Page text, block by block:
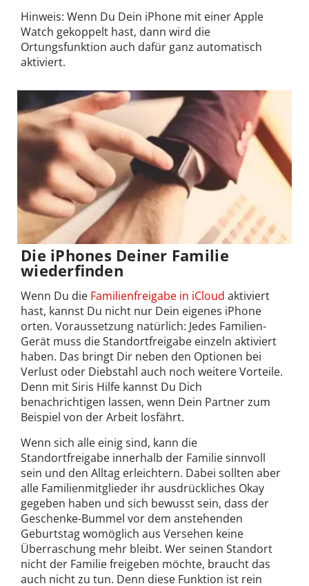
Hinweis: Wenn Du Dein iPhone mit einer Apple
Watch gekoppelt hast, dann wird die
Ortungsfunktion auch dafür ganz automatisch
aktiviert.
Die iPhones Deiner Familie
wiederfinden
Wenn Du die Familienfreigabe in iCloud aktiviert
hast, kannst Du nicht nur Dein eigenes iPhone
orten. Voraussetzung natürlich: Jedes Familien-
Gerät muss die Standortfreigabe einzeln aktiviert
haben. Das bringt Dir neben den Optionen bei
Verlust oder Diebstahl auch noch weitere Vorteile.
Denn mit Siris Hilfe kannst Du Dich
benachrichtigen lassen, wenn Dein Partner zum
Beispiel von der Arbeit losfährt.
Wenn sich alle einig sind, kann die
Standortfreigabe innerhalb der Familie sinnvoll
sein und den Alltag erleichtern. Dabei sollten aber
alle Familienmitglieder ihr ausdrückliches Okay
gegeben haben und sich bewusst sein, dass der
Geschenke-Bummel vor dem anstehenden
Geburtstag womöglich aus Versehen keine
Überraschung mehr bleibt. Wer seinen Standort
nicht der Familie freigeben möchte, braucht das
auch nicht zu tun. Denn diese Funktion ist rein